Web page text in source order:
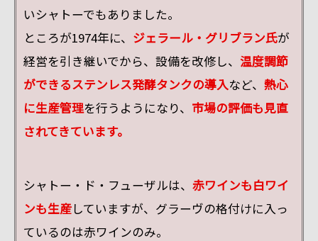
いシャトーでもありました。
ところが1974年に、 ジェラール・グリブラン氏が
経営を引き継いでから、設備を改修し、 温度調節
ができるステンレス発酵タンクの導入など、 熱心
に生産管理を行うようになり、 市場の評価も見直
されてきています。
シャトー・ド・フューザルは、 赤ワインも白ワイ
ンも生産していますが、グラーヴの格付けに入っ
ているのは赤ワインのみ。